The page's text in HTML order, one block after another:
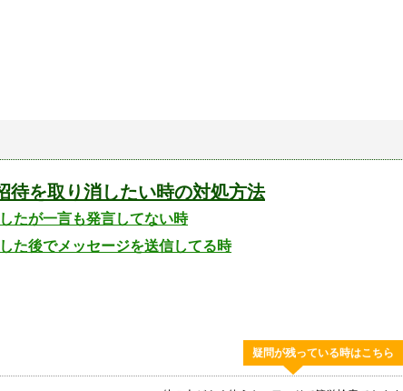
待を取り消したい時の対処方法
たが一言も発言してない時
た後でメッセージを送信してる時
疑問が残っている時はこちら